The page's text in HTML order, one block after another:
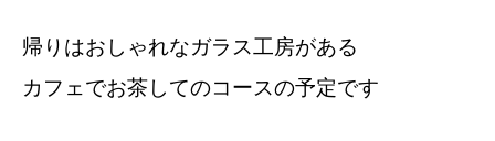
帰りはおしゃれなガラス工房がある
カフェでお茶してのコースの予定です